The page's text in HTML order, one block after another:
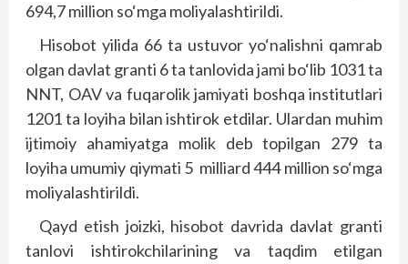
694,7 million so‘mga moliyalashtirildi.
Hisobot yilida 66 ta ustuvor yo‘nalishni qamrab
olgan davlat granti 6 ta tanlovida jami bo‘lib 1031 ta
NNT, OAV va fuqarolik jamiyati boshqa institutlari
1201 ta loyiha bilan ishtirok etdilar. Ulardan muhim
ijtimoiy ahamiyatga molik deb topilgan 279 ta
loyiha umumiy qiymati 5 milliard 444 million so‘mga
moliyalashtirildi.
Qayd etish joizki, hisobot davrida davlat granti
tanlovi ishtirokchilarining va taqdim etilgan